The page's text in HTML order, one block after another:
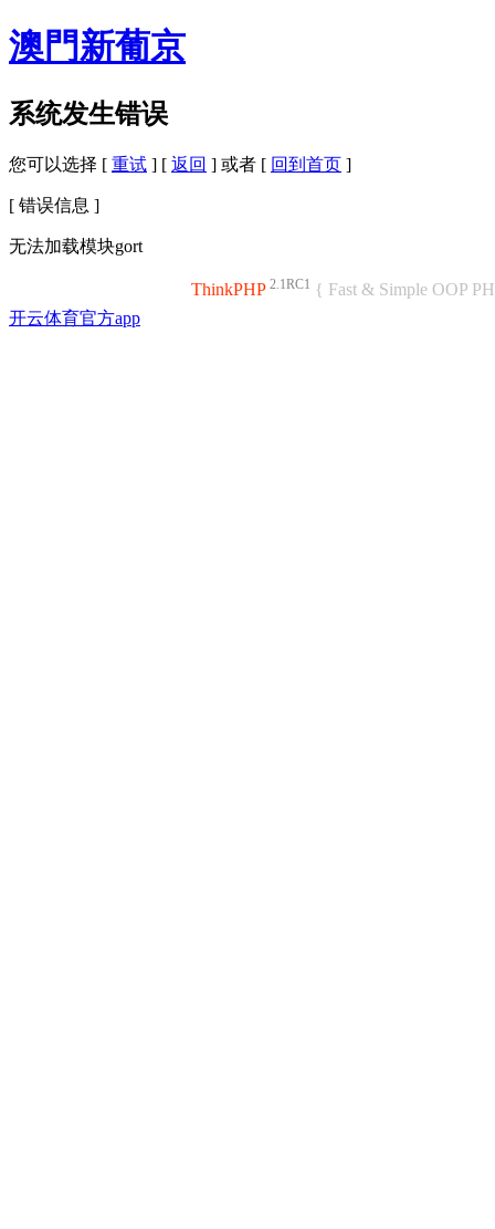
澳門新葡京
系统发生错误
您可以选择 [ 重试 ] [ 返回 ] 或者 [ 回到首页 ]
[ 错误信息 ]
无法加载模块gort
ThinkPHP 2.1RC1 { Fast & Simple OOP
开云体育官方app